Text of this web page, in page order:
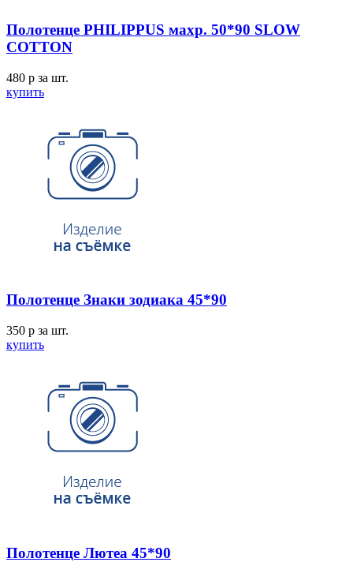
Полотенце PHILIPPUS махр. 50*90 SLOW
COTTON
480 p за шт.
купить
Полотенце Знаки зодиака 45*90
350 p за шт.
купить
Полотенце Лютеа 45*90